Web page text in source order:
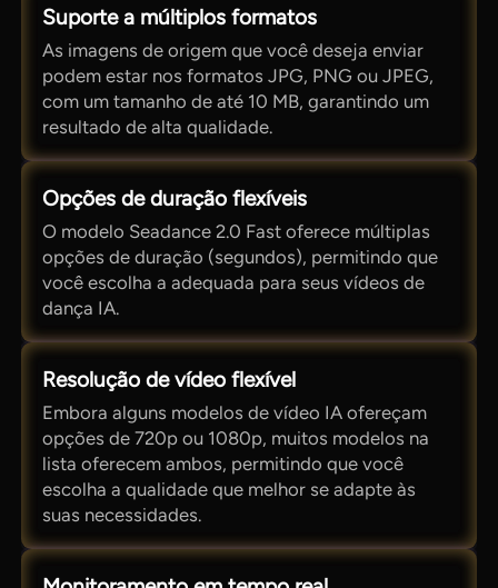
Suporte a múltiplos formatos
As imagens de origem que você deseja enviar
podem estar nos formatos JPG, PNG ou JPEG,
com um tamanho de até 10 MB, garantindo um
resultado de alta qualidade.
Opções de duração flexíveis
O modelo Seadance 2.0 Fast oferece múltiplas
opções de duração (segundos), permitindo que
você escolha a adequada para seus vídeos de
dança IA.
Resolução de vídeo flexível
Embora alguns modelos de vídeo IA ofereçam
opções de 720p ou 1080p, muitos modelos na
lista oferecem ambos, permitindo que você
escolha a qualidade que melhor se adapte às
suas necessidades.